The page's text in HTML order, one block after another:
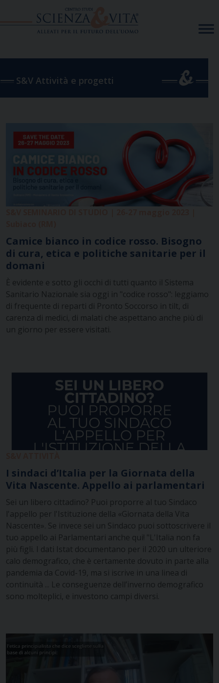
S&V Attività e progetti
Camice bianco in codice rosso. Bisogno
di cura, etica e politiche sanitarie per il
domani
È evidente e sotto gli occhi di tutti quanto il Sistema
Sanitario Nazionale sia oggi in "codice rosso": leggiamo
di frequente di reparti di Pronto Soccorso in tilt, di
carenza di medici, di malati che aspettano anche più di
un giorno per essere visitati.
I sindaci d’Italia per la Giornata della
Vita Nascente. Appello ai parlamentari
Sei un libero cittadino? Puoi proporre al tuo Sindaco
l'appello per l'Istituzione della «Giornata della Vita
Nascente». Se invece sei un Sindaco puoi sottoscrivere il
tuo appello ai Parlamentari anche qui! "L'Italia non fa
più figli. I dati Istat documentano per il 2020 un ulteriore
calo demografico, che è certamente dovuto in parte alla
pandemia da Covid-19, ma si iscrive in una linea di
continuità ... Le conseguenze dell’inverno demografico
sono molteplici, e investono campi diversi.